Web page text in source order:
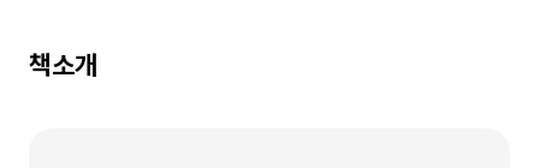
책소개